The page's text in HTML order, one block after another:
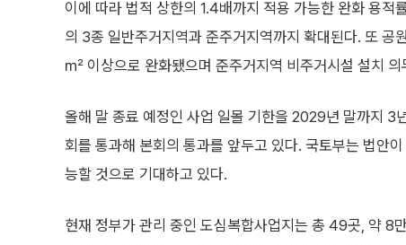
이에 따라 법적 상한의 1.4배까지 적용 가능한 완화 용적
의 3종 일반주거지역과 준주거지역까지 확대된다. 또
㎡ 이상으로 완화됐으며 준주거지역 비주거시설 설치
올해 말 종료 예정인 사업 일몰 기한을 2029년 말까지 3
회를 통과해 본회의 통과를 앞두고 있다. 국토부는 법안
능할 것으로 기대하고 있다.
현재 정부가 관리 중인 도심복합사업지는 총 49곳, 약